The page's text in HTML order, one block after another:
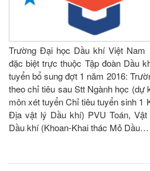
Trường Đại học Dầu khí Việt Nam
đặc biệt trực thuộc Tập đoàn Dầu
tuyển bổ sung đợt 1 năm 2016:
theo chỉ tiêu sau Stt Ngành học (dự
môn xét tuyển Chỉ tiêu tuyển sinh 1
Địa vật lý Dầu khí) PVU Toán,
Dầu khí (Khoan-Khai thác Mỏ Dầu…